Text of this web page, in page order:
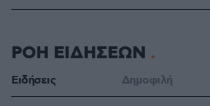
ΡΟΗ ΕΙΔΗΣΕΩΝ
Ειδήσεις Δημοφιλή